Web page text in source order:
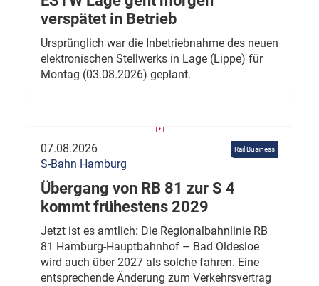
verspätet in Betrieb
Ursprünglich war die Inbetriebnahme des neuen
elektronischen Stellwerks in Lage (Lippe) für
Montag (03.08.2026) geplant.
Rail Business
07.08.2026
S-Bahn Hamburg
Übergang von RB 81 zur S 4
kommt frühestens 2029
Jetzt ist es amtlich: Die Regionalbahnlinie RB
81 Hamburg-Hauptbahnhof – Bad Oldesloe
wird auch über 2027 als solche fahren. Eine
entsprechende Änderung zum Verkehrsvertrag